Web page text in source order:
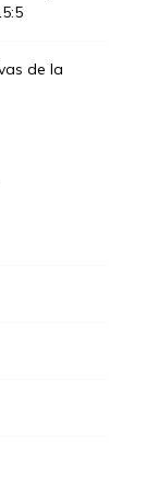
de la